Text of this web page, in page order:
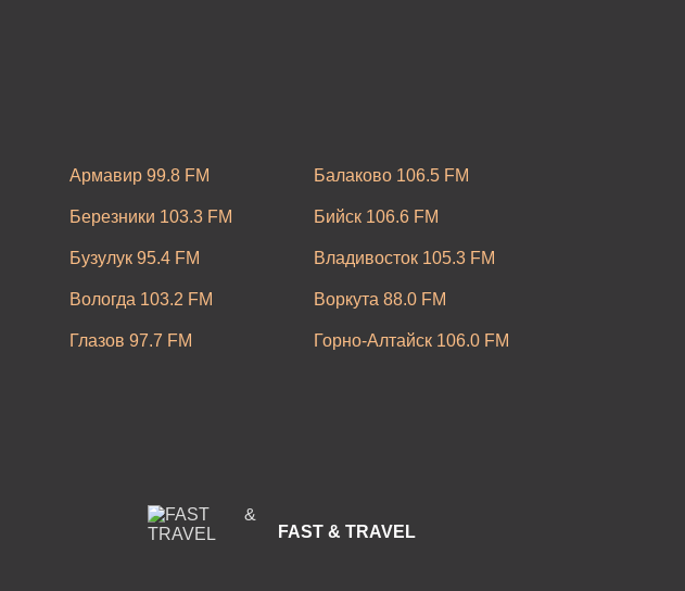
Армавир 99.8 FM Балаково 106.5 FM
Березники 103.3 FM Бийск 106.6 FM
Бузулук 95.4 FM Владивосток 105.3 FM
Вологда 103.2 FM Воркута 88.0 FM
Глазов 97.7 FM Горно-Алтайск 106.0 FM
Ленинск-Кузнецкий 106.6 FM
FAST & TRAVEL